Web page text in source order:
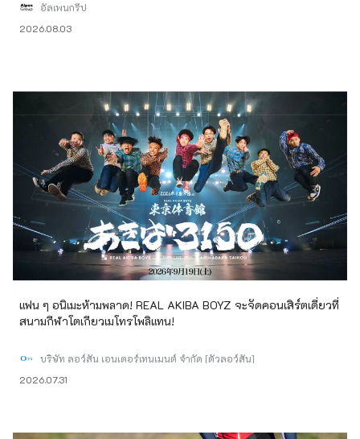
อัลเพนกรุ๊ป
2026.08.03
แฟน ๆ อนิเมะห้ามพลาด! REAL AKIBA BOYZ จะจัดคอนเสิร์ตเดี่ยวที่
สนามกีฬาโตเกียวเมโทรโพลิแทน!
บริษัท ลอว์สัน เอนเตอร์เทนเมนต์ จำกัด [ตั๋วลอว์สัน]
2026.07.31